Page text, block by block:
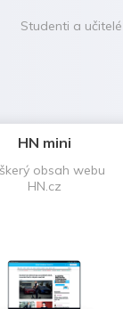
Studenti a učitelé
HN mini
obsah webu
HN.cz